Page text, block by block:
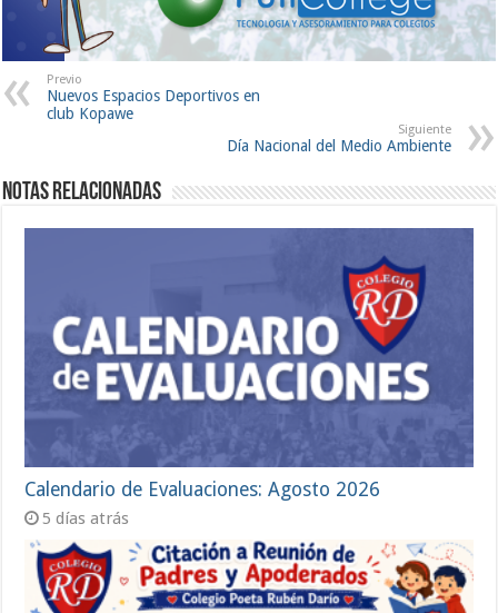
Previo
Nuevos Espacios Deportivos en
club Kopawe
Siguiente
Día Nacional del Medio Ambiente
Notas Relacionadas
Calendario de Evaluaciones: Agosto 2026
5 días atrás